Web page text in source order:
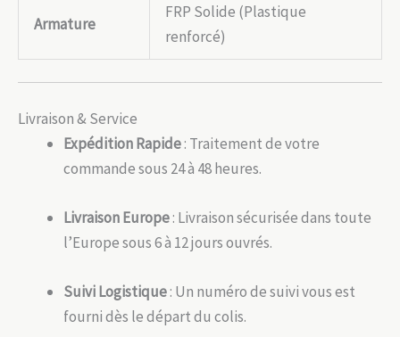
Armature
FRP Solide (Plastique
renforcé)
Livraison & Service
Expédition Rapide: Traitement de votre
commande sous 24 à 48 heures.
Livraison Europe: Livraison sécurisée dans toute
l’Europe sous 6 à 12 jours ouvrés.
Suivi Logistique: Un numéro de suivi vous est
fourni dès le départ du colis.